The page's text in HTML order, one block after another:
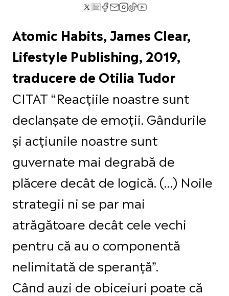
Atomic Habits, James Clear,
Lifestyle Publishing, 2019,
traducere de Otilia Tudor
CITAT “Reacțiile noastre sunt
declanșate de emoții. Gândurile
și acțiunile noastre sunt
guvernate mai degrabă de
plăcere decât de logică. (…) Noile
strategii ni se par mai
atrăgătoare decât cele vechi
pentru că au o componentă
nelimitată de speranță”.
Când auzi de obiceiuri poate că